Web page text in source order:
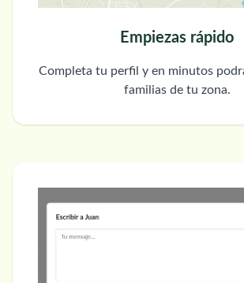
Empiezas rápido
Completa tu perfil y en minutos
familias de tu zona.